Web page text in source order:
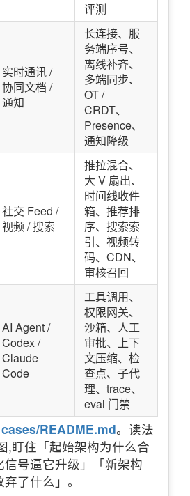
评测
实时通讯 /
协同文档 /
通知
长连接、服
务端序号、
离线补齐、
多端同步、
OT /
CRDT、
Presence、
通知降级
社交 Feed /
视频 / 搜索
推拉混合、
大 V 扇出、
时间线收件
箱、推荐排
序、搜索索
引、视频转
码、CDN、
审核召回
AI Agent /
Codex /
Claude
Code
工具调用、
权限网关、
沙箱、人工
审批、上下
文压缩、检
查点、子代
理、trace、
eval 门禁
cases/README.md。读法
,盯住「起始架构为什么合
号逼它升级」「新架构
了什么」。